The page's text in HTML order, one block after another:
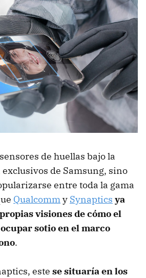
de huellas bajo la
de Samsung, sino
entre toda la gama
Qualcommy Synaptics ya
visiones de cómo el
sotio en el marco
.
este se situaría en los